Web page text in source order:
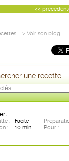
<<
> Voir son blog
une recette :
: Facile
:
10 min Pour :